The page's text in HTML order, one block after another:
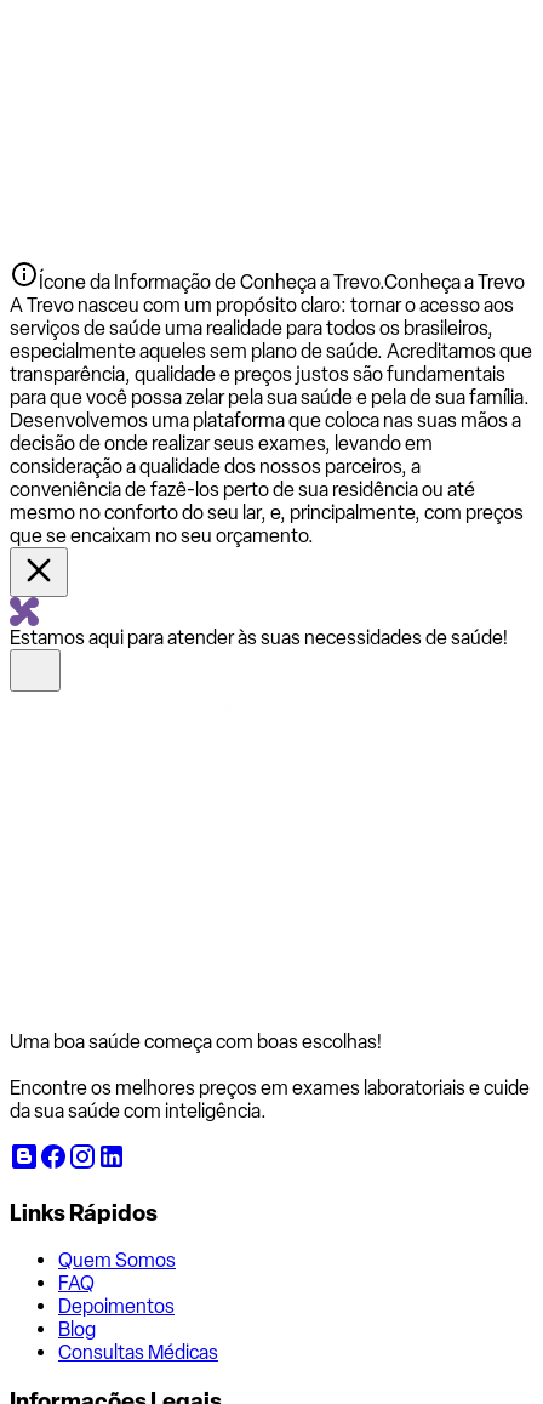
Ícone da Informação de Conheça a Trevo.Conheça a Trevo
A Trevo nasceu com um propósito claro: tornar o acesso aos
serviços de saúde uma realidade para todos os brasileiros,
especialmente aqueles sem plano de saúde. Acreditamos que
transparência, qualidade e preços justos são fundamentais
para que você possa zelar pela sua saúde e pela de sua família.
Desenvolvemos uma plataforma que coloca nas suas mãos a
decisão de onde realizar seus exames, levando em
consideração a qualidade dos nossos parceiros, a
conveniência de fazê-los perto de sua residência ou até
mesmo no conforto do seu lar, e, principalmente, com preços
que se encaixam no seu orçamento.
Estamos aqui para atender às suas necessidades de saúde!
Uma boa saúde começa com boas escolhas!
Encontre os melhores preços em exames laboratoriais e cuide
da sua saúde com inteligência.
Links Rápidos
Quem Somos
FAQ
Depoimentos
Blog
Consultas Médicas